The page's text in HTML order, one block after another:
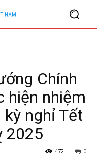
Chính
hiện nhiệm
nghỉ Tết
2025
0
472